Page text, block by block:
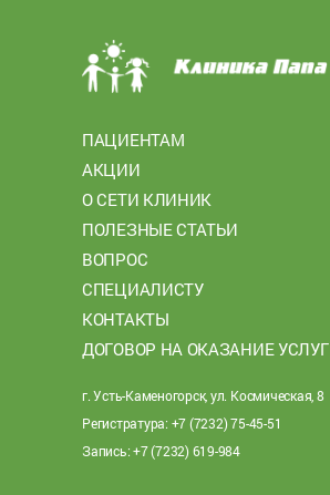
ПАЦИЕНТАМ
АКЦИИ
О СЕТИ КЛИНИК
ПОЛЕЗНЫЕ СТАТЬИ
ВОПРОС
СПЕЦИАЛИСТУ
КОНТАКТЫ
ДОГОВОР НА ОКАЗАНИЕ УСЛУГ
г. Усть-Каменогорск, ул. Космическая, 8
Регистратура: +7 (7232) 75-45-51
Запись: +7 (7232) 619-984